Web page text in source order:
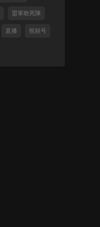
盟軍敢死隊
直播 視頻号